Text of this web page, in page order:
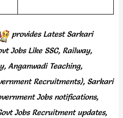
provides Latest Sarkari
Jobs Like SSC, Railway,
Anganwadi Teaching,
Recruitments), Sarkari
Jobs notifications,
Jobs Recruitment updates,